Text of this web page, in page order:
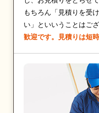
もちろん「見積りを受
い」といいうことはござ
歓迎です。見積りは短